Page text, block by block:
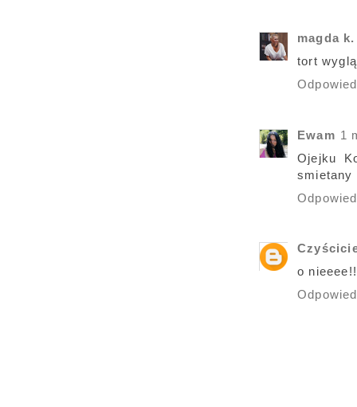
magda k.
tort
Ewam 1
Ojejku
o